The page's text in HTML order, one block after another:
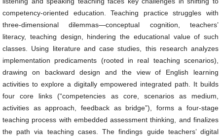
competency-oriented education. Teaching practice struggles with
three-dimensional dilemmas—conceptual cognition, teachers’
literacy, teaching design, hindering the educational value of such
classes. Using literature and case studies, this research analyzes
implementation predicaments (rooted in real teaching scenarios),
drawing on backward design and the view of English learning
activities to explore a digitally empowered integrated path. It builds
four core links (“competencies as core, scenarios as medium,
activities as approach, feedback as bridge”), forms a four-stage
teaching process with embedded assessment thinking, and finalizes
the path via teaching cases. The findings guide teachers’ digital